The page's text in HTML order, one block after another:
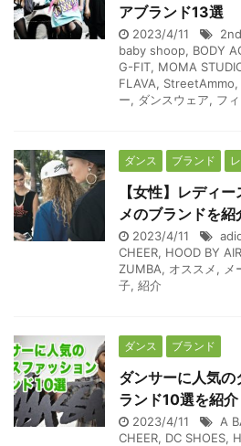
アブランド13選
2023/4/11
baby shoop, BODY
G-FIT, MOMA
FLAVA, StreetAmmo,
ー, ダンスウェア, フ
ダンス ブランド
【女性】レディ
メのブランドを紹
2023/4/11
CHEER, HOOD BY AIR
ZUMBA, オススメ, メ
子, 紹介
ダンス ブランド
ダンサーに人気
ランド10選を紹介
2023/4/11 A
CHEER, DC SHOES,